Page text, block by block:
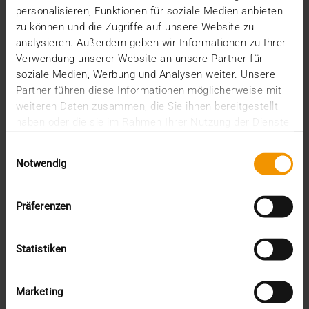
personalisieren, Funktionen für soziale Medien anbieten
zu können und die Zugriffe auf unsere Website zu
analysieren. Außerdem geben wir Informationen zu Ihrer
Verwendung unserer Website an unsere Partner für
soziale Medien, Werbung und Analysen weiter. Unsere
Partner führen diese Informationen möglicherweise mit
weiteren Daten zusammen, die Sie ihnen bereitgestellt
Notwendig
Präferenzen
Statistiken
Marketing
JiveX Enterprise PACS ist 2024 mit der Verleihung
des KLAS Awards wieder zum besten PACS seiner…
VISUS HEALTH IT
MEHR ERFAHREN